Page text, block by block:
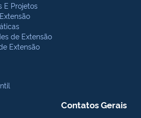
E Projetos
de Extensão
Extensão
Contatos Gerais